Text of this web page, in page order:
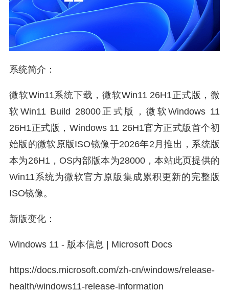
系统简介：
微软Win11系统下载，微软Win11 26H1正式版，微
软Win11 Build 28000正式版，微软Windows 11
26H1正式版，Windows 11 26H1官方正式版首个初
始版的微软原版ISO镜像于2026年2月推出，系统版
本为26H1，OS内部版本为28000，本站此页提供的
Win11系统为微软官方原版集成累积更新的完整版
ISO镜像。
新版变化：
Windows 11 - 版本信息 | Microsoft Docs
https://docs.microsoft.com/zh-cn/windows/release-
health/windows11-release-information